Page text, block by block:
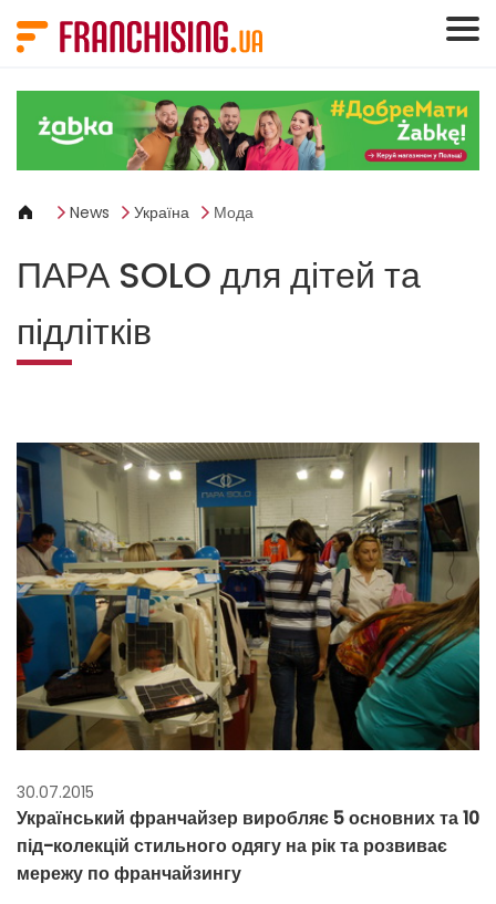
News Україна Мода
ПАРА SOLO для дітей та
підлітків
30.07.2015
Український франчайзер виробляє 5 основних та 10
під-колекцій стильного одягу на рік та розвиває
мережу по франчайзингу